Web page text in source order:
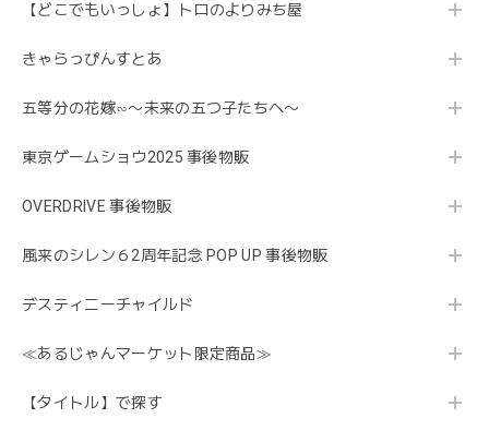
【どこでもいっしょ】トロのよりみち屋
きゃらっぴんすとあ
五等分の花嫁∽〜未来の五つ子たちへ〜
東京ゲームショウ2025 事後物販
OVERDRIVE 事後物販
風来のシレン６2周年記念 POP UP 事後物販
デスティニーチャイルド
≪あるじゃんマーケット限定商品≫
【タイトル】で探す